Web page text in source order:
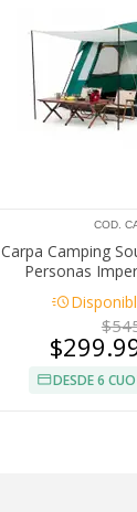
COD.
Carpa Camping
Personas
acute
DESDE 6